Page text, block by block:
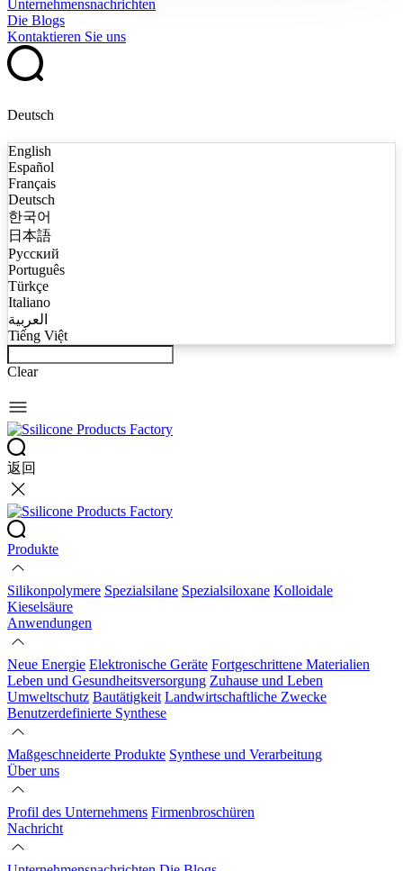
Unternehmensnachrichten
Die Blogs
Kontaktieren Sie uns
Deutsch
English
Español
Français
Deutsch
한국어
日本語
Русский
Português
Türkçe
Italiano
العربية
Tiếng Việt
Clear
返回
Produkte
Silikonpolymere Spezialsilane Spezialsiloxane Kolloidale
Kieselsäure
Anwendungen
Neue Energie Elektronische Geräte Fortgeschrittene Materialien
Leben und Gesundheitsversorgung Zuhause und Leben
Umweltschutz Bautätigkeit Landwirtschaftliche Zwecke
Benutzerdefinierte Synthese
Maßgeschneiderte Produkte Synthese und Verarbeitung
Über uns
Profil des Unternehmens Firmenbroschüren
Nachricht